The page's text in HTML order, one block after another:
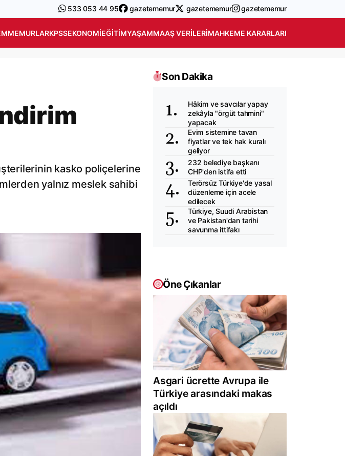
533 053 44 95 gazetememur gazetememur gazetememur
MEMURLARKPSSEKONOMIEĞITIMYAŞAMMAAŞ VERILERIMAHKEME KARARLARI
kasko poliçelerine
yalnız meslek sahibi
Son Dakika
Hâkim ve savcılar yapay
zekâyla "örgüt tahmini"
yapacak
Evim sistemine tavan
fiyatlar ve tek hak kuralı
geliyor
232 belediye başkanı
CHP'den istifa etti
Terörsüz Türkiye'de yasal
düzenleme için acele
edilecek
Türkiye, Suudi Arabistan
ve Pakistan'dan tarihi
savunma ittifakı
Öne Çıkanlar
Asgari ücrette Avrupa ile
Türkiye arasındaki makas
açıldı